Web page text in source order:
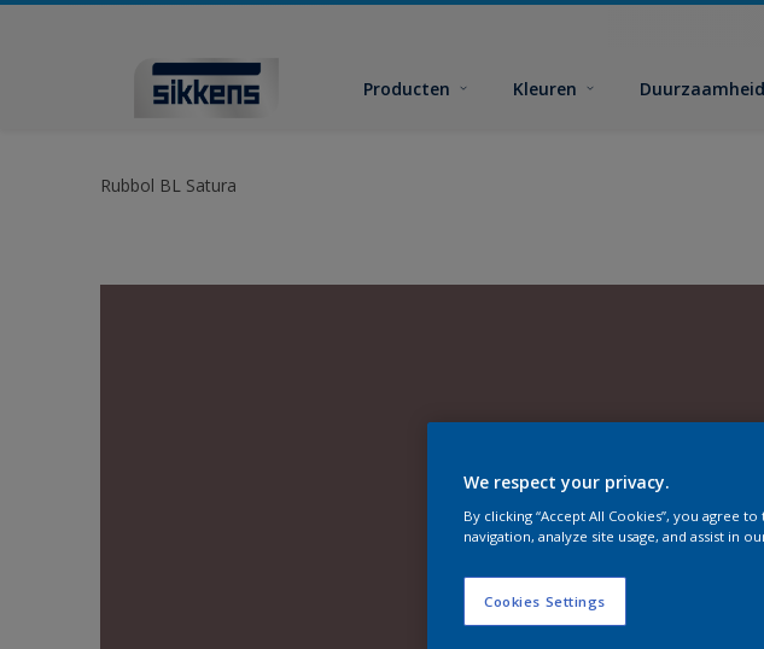
Producten Kleuren Duurzaamheid
Rubbol BL Satura
We respect your privacy.
By clicking “Accept All Cookies”, you agree
navigation, analyze site usage, and assist in
Cookies Settings